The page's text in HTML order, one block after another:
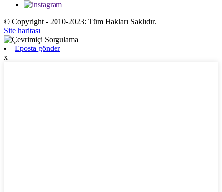
© Copyright - 2010-2023: Tüm Hakları Saklıdır.
Site haritası
Eposta gönder
x